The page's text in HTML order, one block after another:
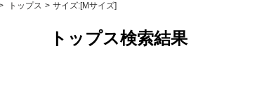
トップス サイズ:[Mサイズ]
トップス検索結果